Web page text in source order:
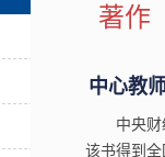
著作
中心教
中央
该书得到